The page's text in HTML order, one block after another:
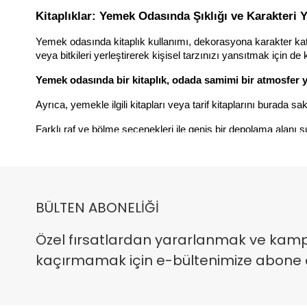
Kitaplıklar: Yemek Odasında Şıklığı ve Karakteri
Yemek odasında kitaplık kullanımı, dekorasyona karakter
veya bitkileri yerleştirerek kişisel tarzınızı yansıtmak için de
Yemek odasında bir kitaplık, odada samimi bir atmosfer
Ayrıca, yemekle ilgili kitapları veya tarif kitaplarını burada
Farklı raf ve bölme seçenekleri ile geniş bir depolama
Yemek odası aksesuarları, sadece işlevselliği değil aynı
aksesuarlar, odaya karakter katmanın ve dekorasyonunuzu
BÜLTEN ABONELİĞİ
Özel fırsatlardan yararlanmak ve
kaçırmamak için e-bültenimize abone